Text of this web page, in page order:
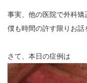
事実、他の医院で外科矯
僕も時間の許す限りお話
さて、本日の症例は